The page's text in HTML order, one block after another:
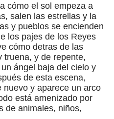
cómo el sol empeza a
salen las estrellas y la
y pueblos se encienden
los pajes de los Reyes
cómo detras de las
truena, y de repente,
ángel baja del cielo y
de esta escena,
nuevo y aparece un arco
está amenizado por
de animales, niños,